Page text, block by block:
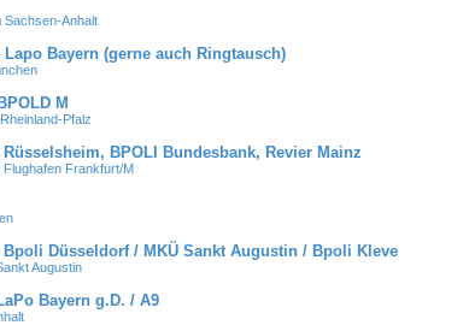
Sachsen-Anhalt
Bayern (gerne auch Ringtausch)
M
Rheinland-Pfalz
BPOLI Bundesbank, Revier Mainz
Flughafen Frankfurt/M
Düsseldorf / MKÜ Sankt Augustin / Bpoli Kleve
Augustin
Bayern g.D. / A9